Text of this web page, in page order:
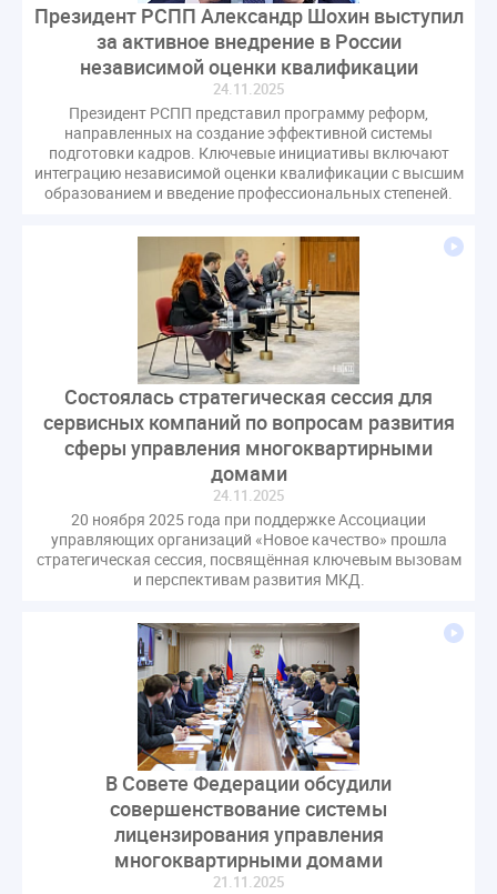
Президент РСПП Александр Шохин выступил
за активное внедрение в России
независимой оценки квалификации
24.11.2025
Президент РСПП представил программу реформ,
направленных на создание эффективной системы
подготовки кадров. Ключевые инициативы включают
интеграцию независимой оценки квалификации с высшим
образованием и введение профессиональных степеней.
Состоялась стратегическая сессия для
сервисных компаний по вопросам развития
сферы управления многоквартирными
домами
24.11.2025
20 ноября 2025 года при поддержке Ассоциации
управляющих организаций «Новое качество» прошла
стратегическая сессия, посвящённая ключевым вызовам
и перспективам развития МКД.
В Совете Федерации обсудили
совершенствование системы
лицензирования управления
многоквартирными домами
21.11.2025